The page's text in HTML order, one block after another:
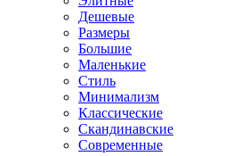
Дешевые
Размеры
Большие
Маленькие
Стиль
Минимализм
Классические
Скандинавские
Современные